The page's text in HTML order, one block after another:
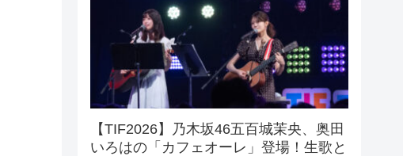
【TIF2026】乃木坂46五百城茉央、奥田
いろはの「カフェオーレ」登場！生歌と